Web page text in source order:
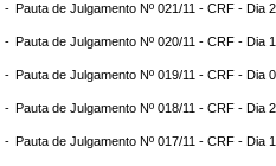
- Pauta de Julgamento Nº 021/11 - CRF - Dia
- Pauta de Julgamento Nº 020/11 - CRF - Dia
- Pauta de Julgamento Nº 019/11 - CRF - Dia
- Pauta de Julgamento Nº 018/11 - CRF - Dia
- Pauta de Julgamento Nº 017/11 - CRF - Dia